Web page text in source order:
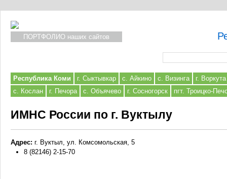
ПОРТФОЛИО наших сайтов
Республика Коми г. Сыктывкар с. Айкино с. Визинга
г. Воркута
с. Кослан
г. Печора с. Объячево г. Сосногорск пгт. Троицко-
ИМНС России по г. Вуктылу
Адрес: г. Вуктыл, ул. Комсомольская, 5
8 (82146) 2-15-70